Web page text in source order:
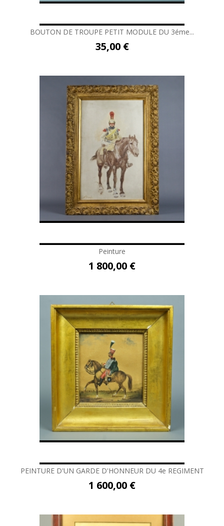
BOUTON DE TROUPE PETIT MODULE DU 3éme...
35,00 €
Peinture
1 800,00 €
PEINTURE D'UN GARDE D'HONNEUR DU 4e REGIMENT
1 600,00 €